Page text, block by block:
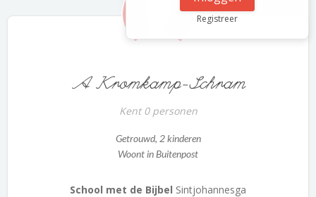
Registreer
A Kromkamp-Schram
Kent 0 personen
Getrouwd, 2 kinderen
Woont in Buitenpost
School met de Bijbel Sintjohannesga